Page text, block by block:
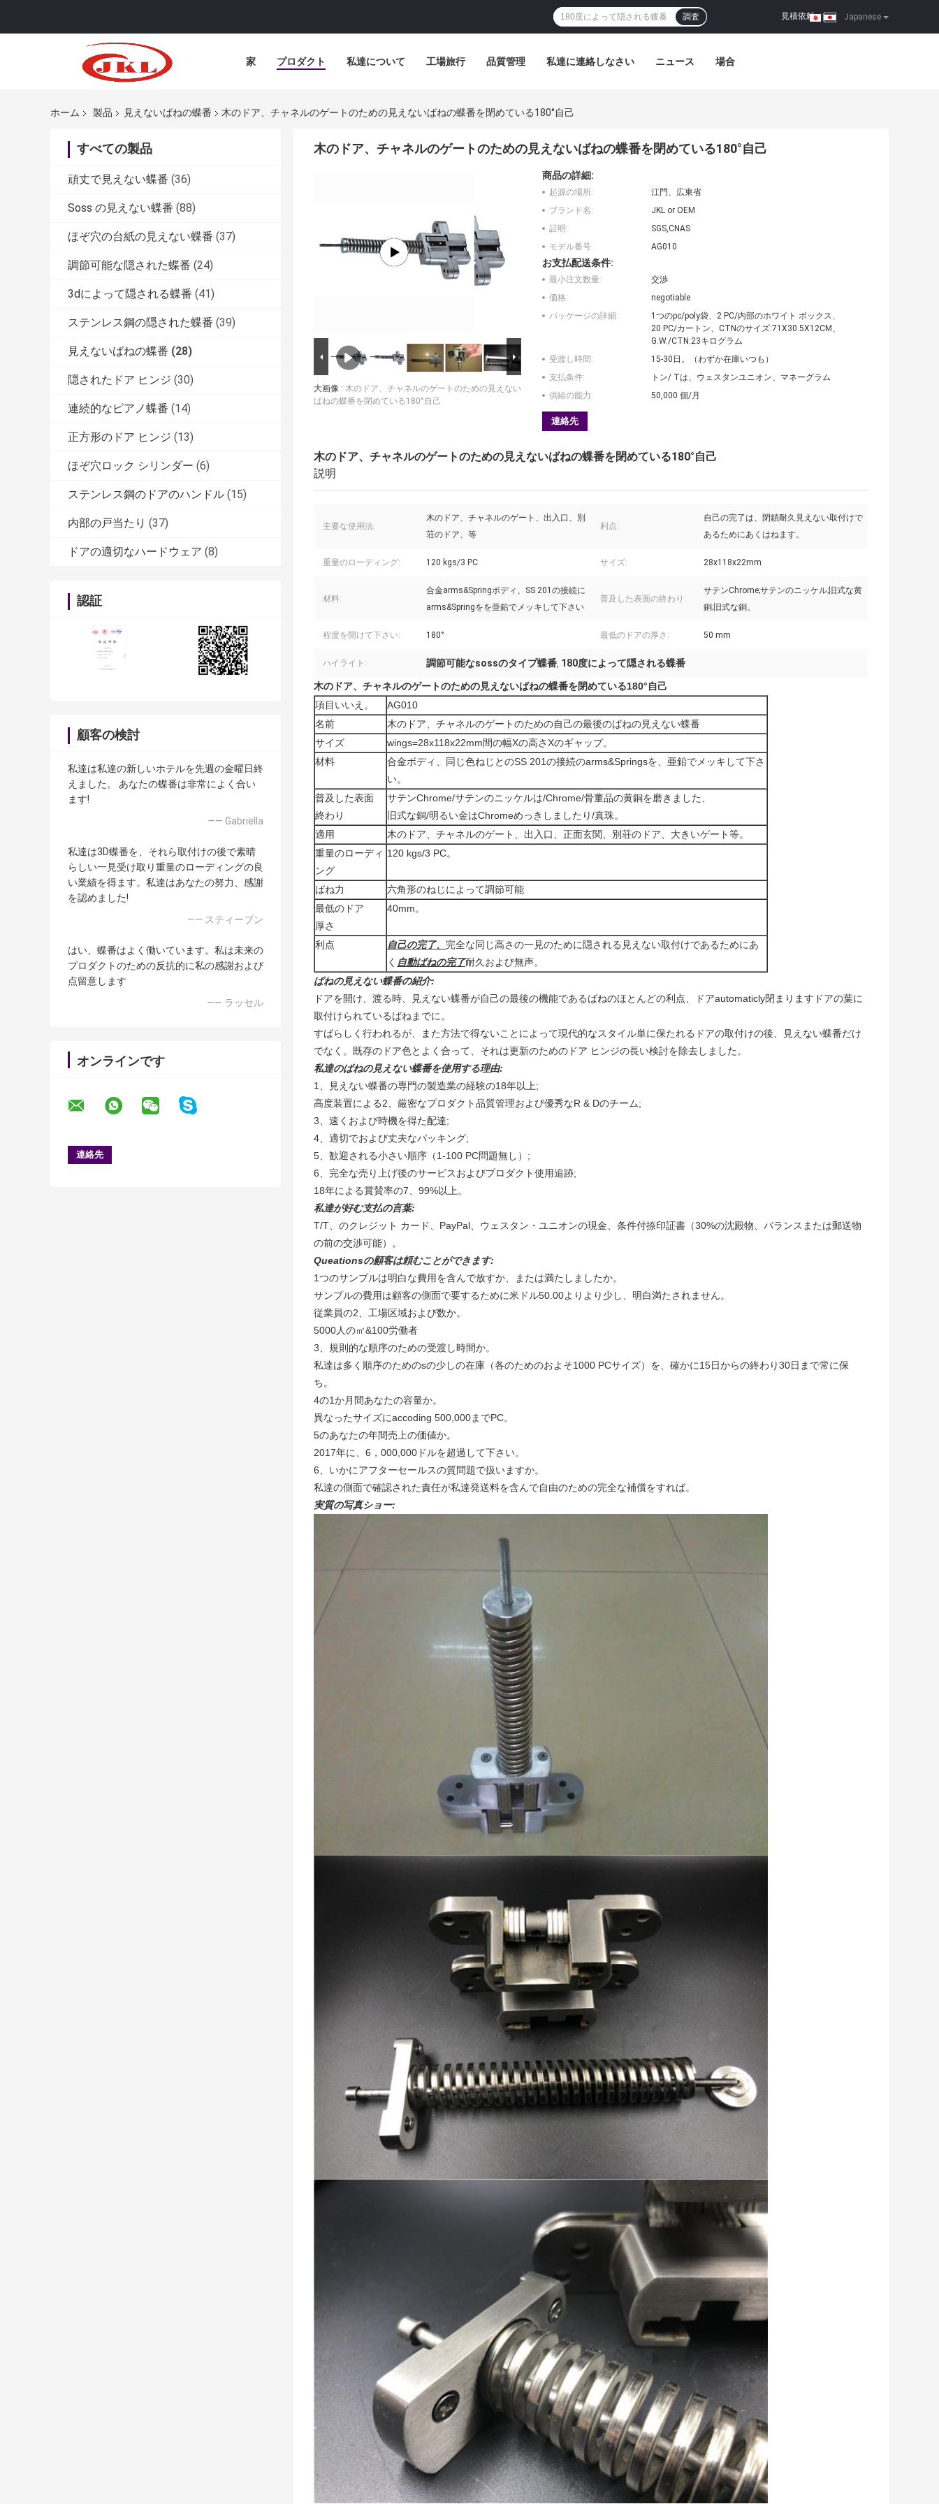
Japanese
見積依頼 |
調査
家 プロダクト 私達について 工場旅行 品質管理 私達に連絡しなさい ニュース 場合
ホーム 製品 見えないばねの蝶番 木のドア、チャネルのゲートのための見えないばねの蝶番を閉めている180°自己
すべての製品
頑丈で見えない蝶番 (36)
Soss の見えない蝶番 (88)
ほぞ穴の台紙の見えない蝶番 (37)
調節可能な隠された蝶番 (24)
3dによって隠される蝶番 (41)
ステンレス鋼の隠された蝶番 (39)
見えないばねの蝶番 (28)
隠されたドア ヒンジ (30)
連続的なピアノ蝶番 (14)
正方形のドア ヒンジ (13)
ほぞ穴ロック シリンダー (6)
ステンレス鋼のドアのハンドル (15)
内部の戸当たり (37)
ドアの適切なハードウェア (8)
認証
顧客の検討
私達は私達の新しいホテルを先週の金曜日終
えました。 あなたの蝶番は非常によく合い
ます!
—— Gabriella
私達は3D蝶番を、それら取付けの後で素晴
らしい一見受け取り重量のローディングの良
い業績を得ます。私達はあなたの努力、感謝
を認めました!
—— スティーブン
はい、蝶番はよく働いています。私は未来の
プロダクトのための反抗的に私の感謝および
点留意します
—— ラッセル
オンラインです
木のドア、チャネルのゲートのための見えないばねの蝶番を閉めている180°自己
大画像 : 木のドア、チャネルのゲートのための見えない
ばねの蝶番を閉めている180°自己
商品の詳細:
起源の場所:
江門、広東省
ブランド名:
JKL or OEM
証明:
SGS,CNAS
モデル番号:
AG010
お支払配送条件:
最小注文数量:
交渉
価格:
negotiable
パッケージの詳細:
1つのpc/poly袋、2 PC/内部のホワイト ボックス、
20 PC/カートン、CTNのサイズ:71X30.5X12CM、
G.W./CTN:23キログラム
受渡し時間:
15-30日。（わずか在庫いつも）
支払条件:
トン/ Tは、ウェスタンユニオン、マネーグラム
供給の能力:
50,000 個/月
連絡先
木のドア、チャネルのゲートのための見えないばねの蝶番を閉めている180°自己
説明
主要な使用法:
木のドア、チャネルのゲート、出入口、別
荘のドア、等
利点:
自己の完了は、閉鎖耐久見えない取付けで
あるためにあくはねます。
重量のローディング: 120 kgs/3 PC サイズ: 28x118x22mm
材料:
合金arms&Springボディ、SS 201の接続に
arms&Springをを亜鉛でメッキして下さい
普及した表面の終わり:
サテンChrome;サテンのニッケル;旧式な黄
銅;旧式な銅。
程度を開けて下さい: 180° 最低のドアの厚さ: 50 mm
ハイライト: 調節可能なsossのタイプ蝶番, 180度によって隠される蝶番
木のドア、チャネルのゲートのための見えないばねの蝶番を閉めている180°自己
項目いいえ。
AG010
名前
木のドア、チャネルのゲートのための自己の最後のばねの見えない蝶番
サイズ
wings=28x118x22mm間の幅Xの高さXのギャップ。
材料
合金ボディ、同じ色ねじとのSS 201の接続のarms&Springsを、亜鉛でメッキして下さ
い。
普及した表面
終わり
サテンChrome/サテンのニッケルは/Chrome/骨董品の黄銅を磨きました、
旧式な銅/明るい金はChromeめっきしましたり/真珠。
適用
木のドア、チャネルのゲート、出入口、正面玄関、別荘のドア、大きいゲート等。
重量のローディ
ング
120 kgs/3 PC。
ばね力
六角形のねじによって調節可能
最低のドア
厚さ
40mm。
利点 自己の完了、 完全な同じ高さの一見のために隠される見えない取付けであるためにあ
く 自動ばねの完了耐久および無声。
ばねの見えない蝶番の紹介:
ドアを開け、渡る時、見えない蝶番が自己の最後の機能であるばねのほとんどの利点、ドアautomaticly閉まりますドアの葉に
取付けられているばねまでに。
すばらしく行われるが、また方法で得ないことによって現代的なスタイル単に保たれるドアの取付けの後、見えない蝶番だけ
でなく。既存のドア色とよく合って、それは更新のためのドア ヒンジの長い検討を除去しました。
私達のばねの見えない蝶番を使用する理由:
1、見えない蝶番の専門の製造業の経験の18年以上;
高度装置による2、厳密なプロダクト品質管理および優秀なR & Dのチーム;
3、速くおよび時機を得た配達;
4、適切でおよび丈夫なパッキング;
5、歓迎される小さい順序（1-100 PC問題無し）;
6、完全な売り上げ後のサービスおよびプロダクト使用追跡;
18年による賞賛率の7、99%以上。
私達が好む支払の言葉:
T/T、 のクレジット カード、PayPal、ウェスタン・ユニオンの現金、条件付捺印証書（30%の沈殿物、バランスまたは郵送物
の前の交渉可能）。
Queationsの顧客は頼むことができます:
1つのサンプルは明白な費用を含んで放すか、または満たしましたか。
サンプルの費用は顧客の側面で要するために米ドル50.00よりより少し、明白満たされません。
従業員の2、工場区域および数か。
5000人の㎡&100労働者
3、規則的な順序のための受渡し時間か。
私達は多く順序のためのsの少しの在庫（各のためのおよそ1000 PCサイズ）を、確かに15日からの終わり30日まで常に保
ち。
4の1か月間あなたの容量か。
異なったサイズにaccoding 500,000までPC。
5のあなたの年間売上の価値か。
2017年に、6，000,000ドルを超過して下さい。
6、いかにアフターセールスの質問題で扱いますか。
私達の側面で確認された責任が私達発送料を含んで自由のための完全な補償をすれば。
実質の写真ショー: